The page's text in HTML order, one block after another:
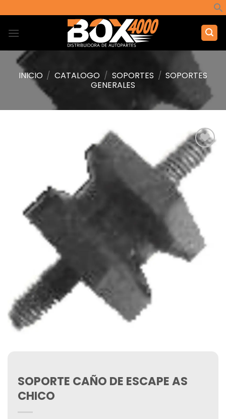
al
contenido
INICIO / CATALOGO / SOPORTES / SOPORTES
GENERALES
Añadir
a la
lista de
SOPORTE CAÑO DE ESCAPE AS
CHICO